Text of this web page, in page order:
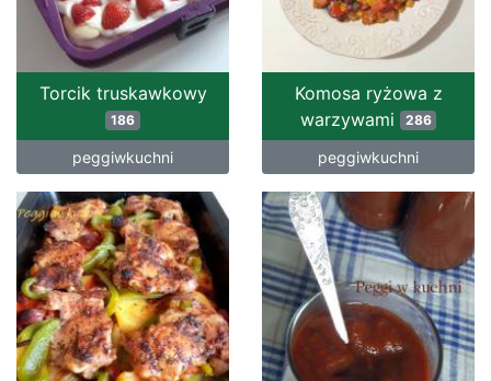
Torcik truskawkowy
186
peggiwkuchni
Komosa ryżowa z
warzywami
286
peggiwkuchni